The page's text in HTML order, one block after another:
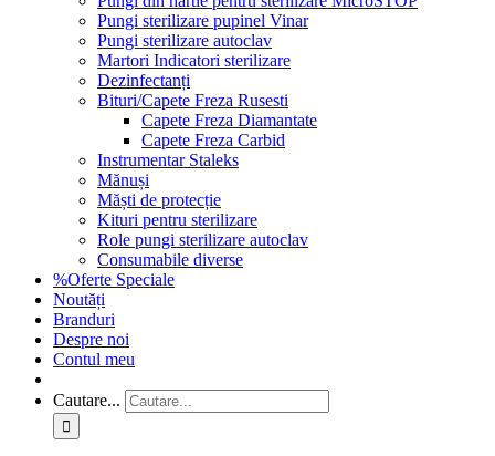
Pungi sterilizare pupinel Vinar
Pungi sterilizare autoclav
Martori Indicatori sterilizare
Dezinfectanți
Bituri/Capete Freza Rusesti
Capete Freza Diamantate
Capete Freza Carbid
Instrumentar Staleks
Mănuși
Măști de protecție
Kituri pentru sterilizare
Role pungi sterilizare autoclav
Consumabile diverse
%Oferte Speciale
Noutăți
Branduri
Despre noi
Contul meu
Cautare...